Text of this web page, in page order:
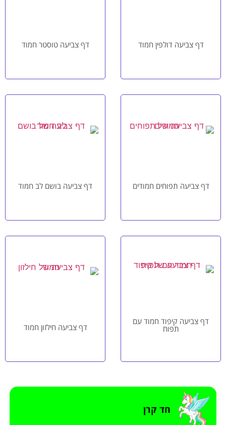
חד קרן
דף צביעה דולפין חמוד דף צביעה טוסטר חמוד
דף צביעה תפוחים חמודים דף צביעה בושם לב חמוד
דף צביעה קיפוד חמוד עם
תפוח דף צביעה חילזון חמוד